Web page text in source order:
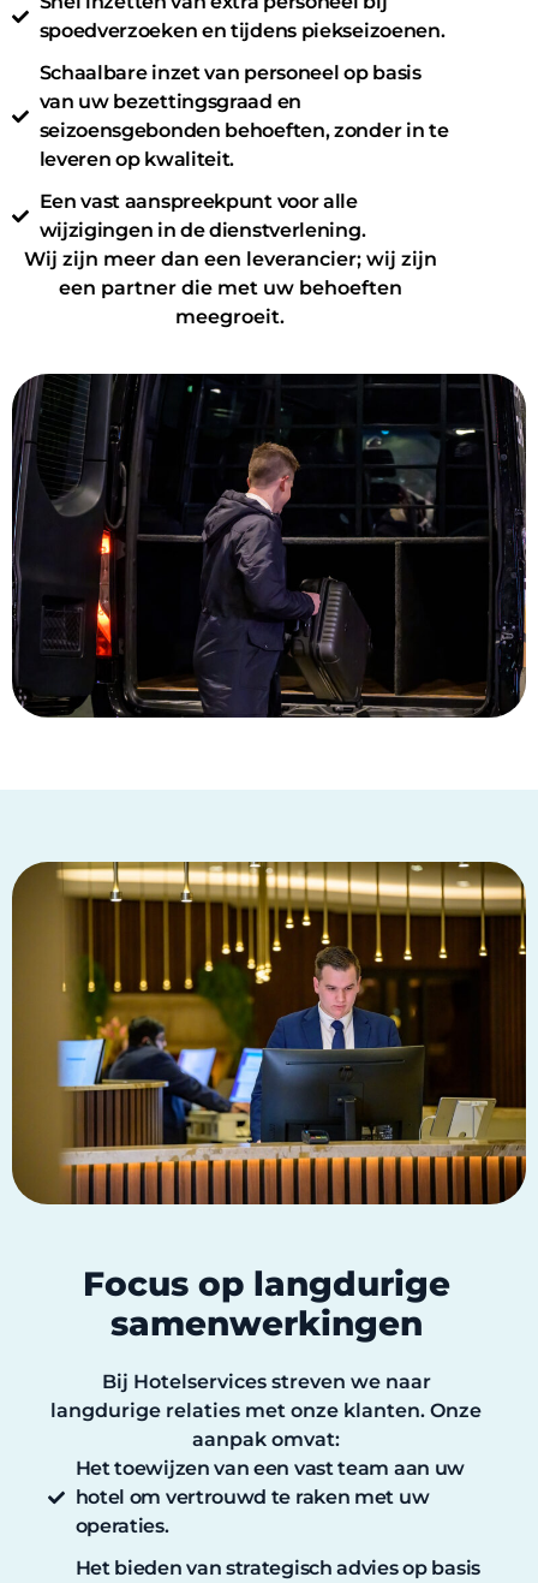
spoedverzoeken en tijdens piekseizoenen.
Schaalbare inzet van personeel op basis
van uw bezettingsgraad en
seizoensgebonden behoeften, zonder in te
leveren op kwaliteit.
Een vast aanspreekpunt voor alle
wijzigingen in de dienstverlening.
Wij zijn meer dan een leverancier; wij zijn
een partner die met uw behoeften
meegroeit.
Focus op langdurige
samenwerkingen
Bij Hotelservices streven we naar
langdurige relaties met onze klanten. Onze
aanpak omvat:
Het toewijzen van een vast team aan uw
hotel om vertrouwd te raken met uw
operaties.
Het bieden van strategisch advies op basis